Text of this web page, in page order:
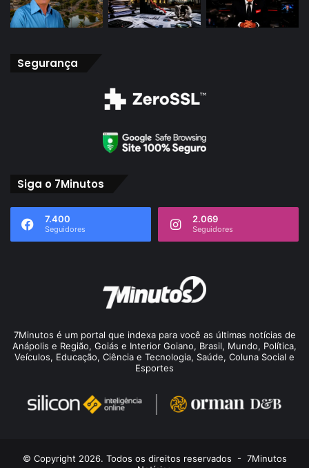
Segurança
Siga o 7Minutos
7.400
Seguidores
2.069
Seguidores
7Minutos é um portal que indexa para você as últimas notícias de
Anápolis e Região, Goiás e Interior Goiano, Brasil, Mundo, Política,
Veículos, Educação, Ciência e Tecnologia, Saúde, Coluna Social e
Esportes
© Copyright 2026. Todos os direitos reservados - 7Minutos